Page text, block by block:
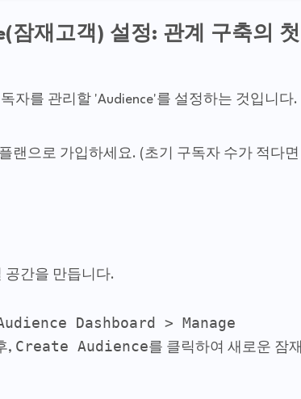
잠재고객) 설정: 관계 구축의 첫
자를 관리할 'Audience'를 설정하는 것입니다.
랜으로 가입하세요. (초기 구독자 수가 적다면
공간을 만듭니다.
Dashboard > Manage
, Create Audience를 클릭하여 새로운 잠재